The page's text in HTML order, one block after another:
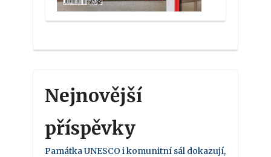
Nejnovější
příspěvky
Památka UNESCO i komunitní sál dokazují,